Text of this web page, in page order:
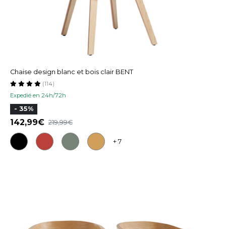
Chaise design blanc et bois clair BENT
Expedié en 24h/72h
(114)
- 35%
142,99 219,99
+ 7